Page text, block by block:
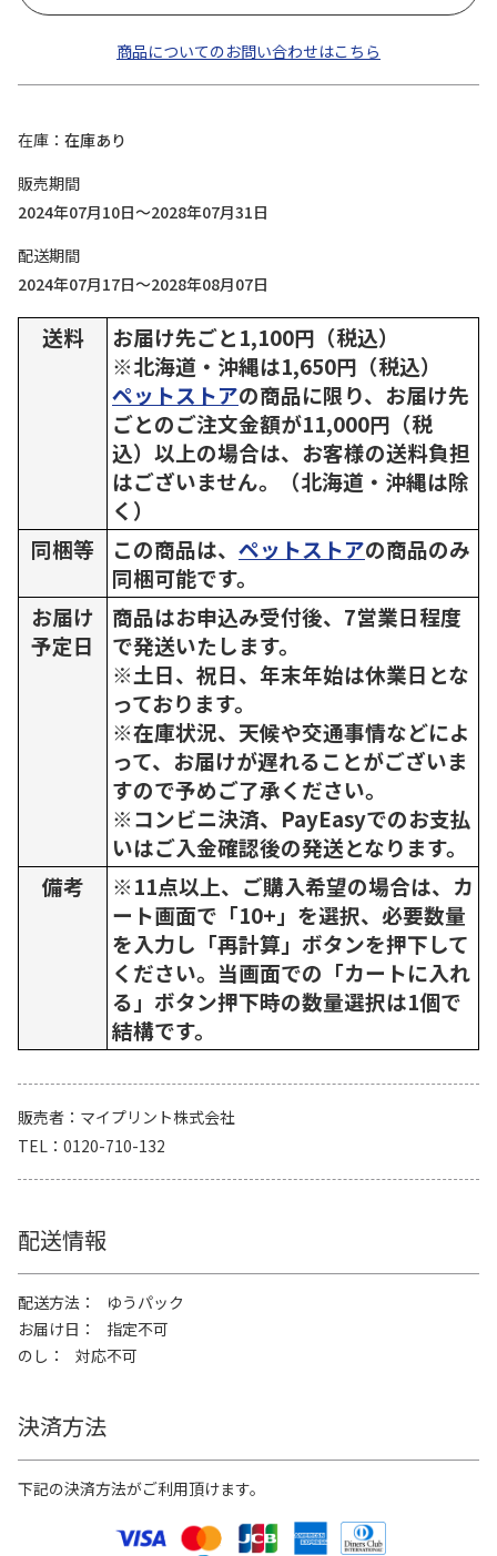
商品についてのお問い合わせはこちら
在庫
在庫あり
販売期間
2024年07月10日～2028年07月31日
配送期間
2024年07月17日～2028年08月07日
送料
お届け先ごと1,100円（税込）
※北海道・沖縄は1,650円（税込）
ペットストアの商品に限り、お届け先
ごとのご注文金額が11,000円（税
込）以上の場合は、お客様の送料負担
はございません。（北海道・沖縄は除
く）
同梱等
この商品は、 ペットストアの商品のみ
同梱可能です。
お届け
予定日
商品はお申込み受付後、7営業日程度
で発送いたします。
※土日、祝日、年末年始は休業日とな
っております。
※在庫状況、天候や交通事情などによ
って、お届けが遅れることがございま
すので予めご了承ください。
※コンビニ決済、PayEasyでのお支払
いはご入金確認後の発送となります。
備考
※11点以上、ご購入希望の場合は、カ
ート画面で「10+」を選択、必要数量
を入力し「再計算」ボタンを押下して
ください。当画面での「カートに入れ
る」ボタン押下時の数量選択は1個で
結構です。
販売者
マイプリント株式会社
TEL
0120-710-132
配送情報
配送方法
ゆうパック
お届け日
指定不可
のし
対応不可
決済方法
下記の決済方法がご利用頂けます。